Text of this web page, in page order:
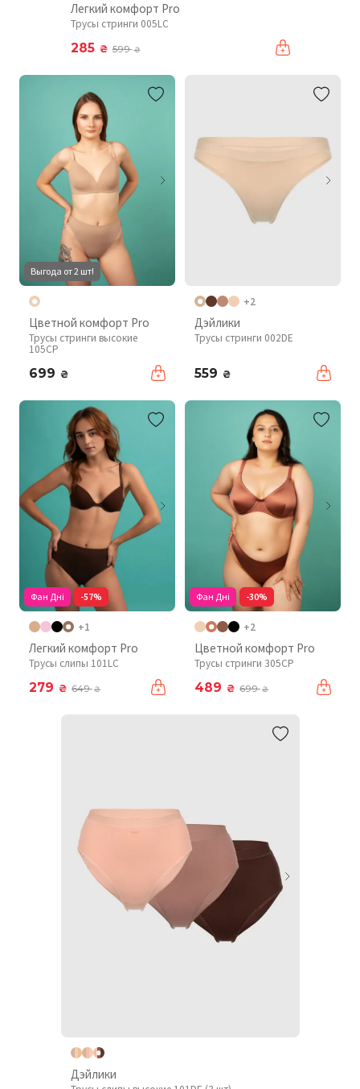
Легкий комфорт Pro
Трусы стринги 005LC
285 ₴ 599₴
Выгода от 2 шт!
Цветной комфорт Pro
Трусы стринги высокие
105CP
699 ₴
+2
Дэйлики
Трусы стринги 002DE
559 ₴
Фан Дні -57%
+1
Легкий комфорт Pro
Трусы слипы 101LC
279 ₴ 649₴
Фан Дні -30%
+2
Цветной комфорт Pro
Трусы стринги 305CP
489 ₴ 699₴
Дэйлики